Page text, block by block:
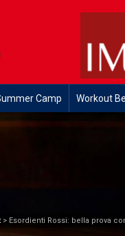
Camp Workout
> Esordienti Rossi: bella prova